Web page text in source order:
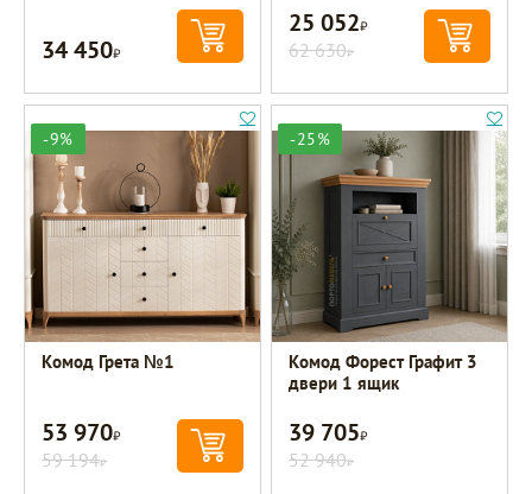
34 450Р
25 052Р
62 630Р
-9%
Комод Грета №1
53 970Р
59 194Р
-25%
Комод Форест Графит 3
двери 1 ящик
39 705Р
52 940Р